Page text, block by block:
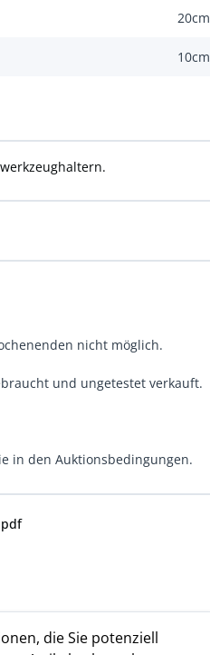
20cm
10cm
nicht möglich.
und ungetestet verkauft.
in den Auktionsbedingungen.
die Sie potenziell